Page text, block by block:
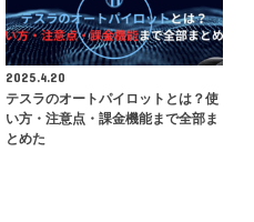
2025.4.20
テスラのオートパイロットとは？使
い方・注意点・課金機能まで全部ま
とめた